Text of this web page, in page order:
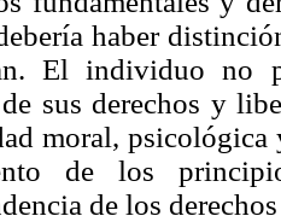
haber
El individuo no
sus derechos y
moral,
de los
de los